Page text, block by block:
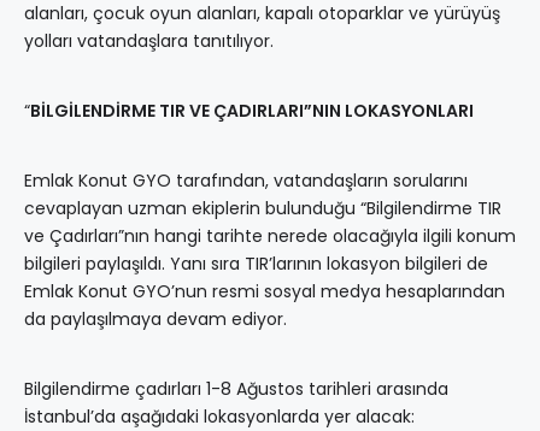
alanları, çocuk oyun alanları, kapalı otoparklar ve yürüyüş
yolları vatandaşlara tanıtılıyor.
“BİLGİLENDİRME TIR VE ÇADIRLARI”NIN LOKASYONLARI
Emlak Konut GYO tarafından, vatandaşların sorularını
cevaplayan uzman ekiplerin bulunduğu “Bilgilendirme TIR
ve Çadırları”nın hangi tarihte nerede olacağıyla ilgili konum
bilgileri paylaşıldı. Yanı sıra TIR’larının lokasyon bilgileri de
Emlak Konut GYO’nun resmi sosyal medya hesaplarından
da paylaşılmaya devam ediyor.
Bilgilendirme çadırları 1-8 Ağustos tarihleri arasında
İstanbul’da aşağıdaki lokasyonlarda yer alacak: